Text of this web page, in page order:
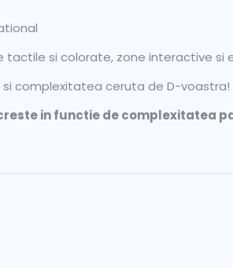
tactile si colorate, zone interactive
complexitatea ceruta de D-voastra!
in functie de complexitatea